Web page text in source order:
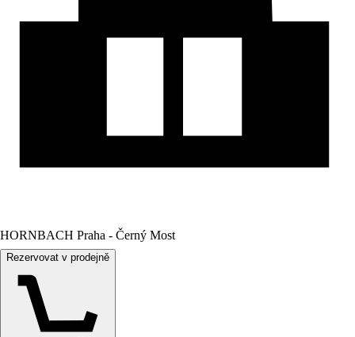
HORNBACH Praha - Černý Most
Rezervovat v prodejně